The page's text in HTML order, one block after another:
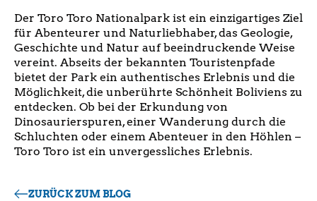
Der Toro Toro Nationalpark ist ein einzigartiges Ziel
für Abenteurer und Naturliebhaber, das Geologie,
Geschichte und Natur auf beeindruckende Weise
vereint. Abseits der bekannten Touristenpfade
bietet der Park ein authentisches Erlebnis und die
Möglichkeit, die unberührte Schönheit Boliviens zu
entdecken. Ob bei der Erkundung von
Dinosaurierspuren, einer Wanderung durch die
Schluchten oder einem Abenteuer in den Höhlen –
Toro Toro ist ein unvergessliches Erlebnis.
ZURÜCK ZUM BLOG